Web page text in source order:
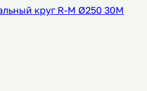
круг R-M Ø250 30M